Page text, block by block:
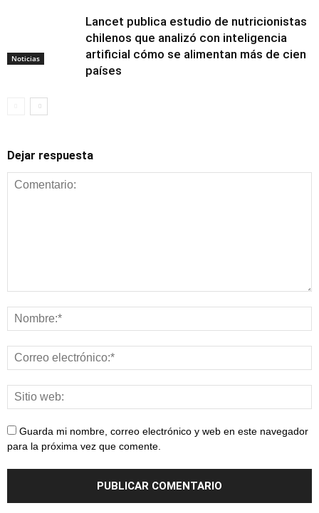
Noticias
Alimentación y
nutrición
Lancet publica estudio de nutricionistas
chilenos que analizó con inteligencia
artificial cómo se alimentan más de cien
países
Dejar respuesta
Guarda mi nombre, correo electrónico y web en este navegador
para la próxima vez que comente.